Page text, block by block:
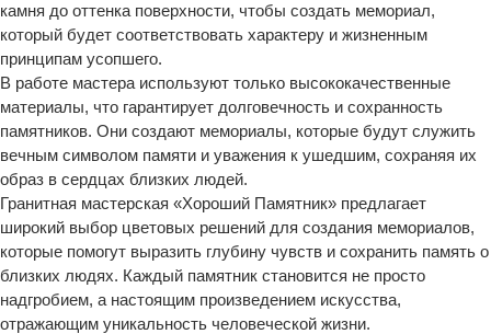
камня до оттенка поверхности, чтобы создать мемориал,
который будет соответствовать характеру и жизненным
принципам усопшего.
В работе мастера используют только высококачественные
материалы, что гарантирует долговечность и сохранность
памятников. Они создают мемориалы, которые будут служить
вечным символом памяти и уважения к ушедшим, сохраняя их
образ в сердцах близких людей.
Гранитная мастерская «Хороший Памятник» предлагает
широкий выбор цветовых решений для создания мемориалов,
которые помогут выразить глубину чувств и сохранить память о
близких людях. Каждый памятник становится не просто
надгробием, а настоящим произведением искусства,
отражающим уникальность человеческой жизни.